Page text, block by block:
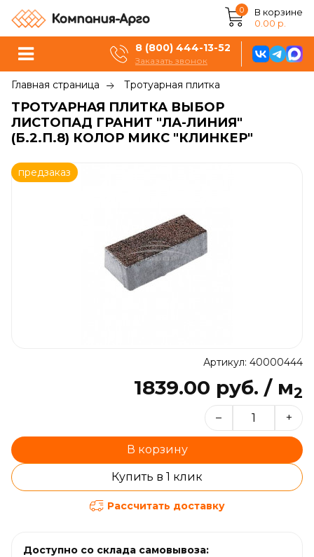
0
В корзине
0.00 р.
8 (800) 444-13-52
Заказать звонок
Главная страница Тротуарная плитка
ТРОТУАРНАЯ ПЛИТКА ВЫБОР
ЛИСТОПАД ГРАНИТ "ЛА-ЛИНИЯ"
(Б.2.П.8) КОЛОР МИКС "КЛИНКЕР"
предзаказ
Артикул: 40000444
1839.00 руб. / м2
– +
В корзину
Купить в 1 клик
Рассчитать доставку
Доступно со склада самовывоза: